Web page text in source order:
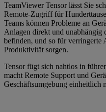
TeamViewer Tensor lässt Sie
Remote-Zugriff für
Teams können Probleme an
Anlagen direkt und unabhängig
befinden, und so für verringerte
Produktivität sorgen.
Tensor fügt sich nahtlos in
macht Remote Support und
Geschäftsumgebung einheitlich